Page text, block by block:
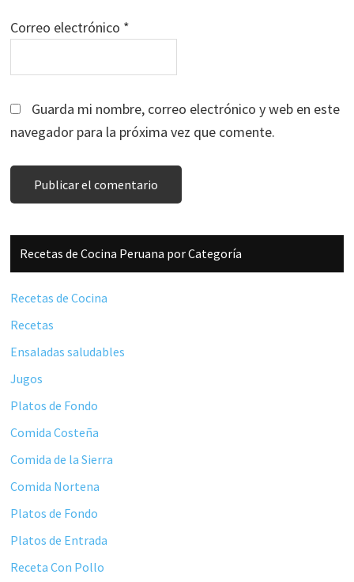
Correo electrónico *
Guarda mi nombre, correo electrónico y web en este
navegador para la próxima vez que comente.
Barra
lateral
principal
Recetas de Cocina Peruana por Categoría
Recetas de Cocina
Recetas
Ensaladas saludables
Jugos
Platos de Fondo
Comida Costeña
Comida de la Sierra
Comida Nortena
Platos de Fondo
Platos de Entrada
Receta Con Pollo